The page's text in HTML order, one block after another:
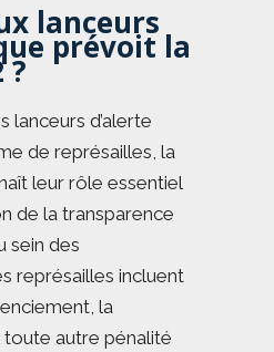
lanceurs
prévoit la
?
lanceurs d’alerte
de représailles, la
leur rôle essentiel
de la transparence
sein des
représailles incluent
la
autre pénalité